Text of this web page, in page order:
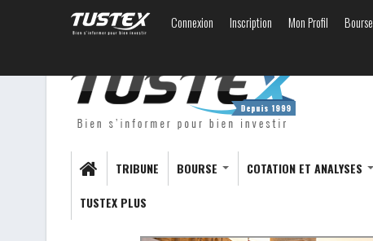
Connexion Inscription Mon Profil Bourse
TRIBUNE BOURSE COTATION ET ANALYSES
TUSTEX PLUS